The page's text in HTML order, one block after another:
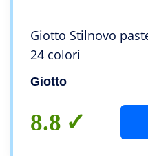
Giotto Stilnovo
24 colori
Giotto
8.8